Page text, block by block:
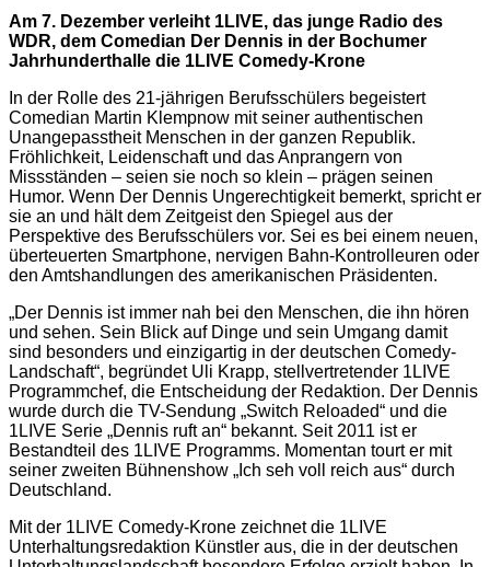
Am 7. Dezember verleiht 1LIVE, das junge Radio des
WDR, dem Comedian Der Dennis in der Bochumer
Jahrhunderthalle die 1LIVE Comedy-Krone
In der Rolle des 21-jährigen Berufsschülers begeistert
Comedian Martin Klempnow mit seiner authentischen
Unangepasstheit Menschen in der ganzen Republik.
Fröhlichkeit, Leidenschaft und das Anprangern von
Missständen – seien sie noch so klein – prägen seinen
Humor. Wenn Der Dennis Ungerechtigkeit bemerkt, spricht er
sie an und hält dem Zeitgeist den Spiegel aus der
Perspektive des Berufsschülers vor. Sei es bei einem neuen,
überteuerten Smartphone, nervigen Bahn-Kontrolleuren oder
den Amtshandlungen des amerikanischen Präsidenten.
„Der Dennis ist immer nah bei den Menschen, die ihn hören
und sehen. Sein Blick auf Dinge und sein Umgang damit
sind besonders und einzigartig in der deutschen Comedy-
Landschaft“, begründet Uli Krapp, stellvertretender 1LIVE
Programmchef, die Entscheidung der Redaktion. Der Dennis
wurde durch die TV-Sendung „Switch Reloaded“ und die
1LIVE Serie „Dennis ruft an“ bekannt. Seit 2011 ist er
Bestandteil des 1LIVE Programms. Momentan tourt er mit
seiner zweiten Bühnenshow „Ich seh voll reich aus“ durch
Deutschland.
Mit der 1LIVE Comedy-Krone zeichnet die 1LIVE
Unterhaltungsredaktion Künstler aus, die in der deutschen